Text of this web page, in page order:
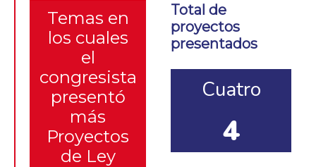
Temas en
los cuales
el
congresista
presentó
más
Proyectos
de Ley
Total de
proyectos
presentados
Cuatro
4